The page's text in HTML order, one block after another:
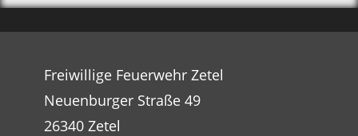
Freiwillige Feuerwehr Zetel
Neuenburger Straße 49
26340 Zetel